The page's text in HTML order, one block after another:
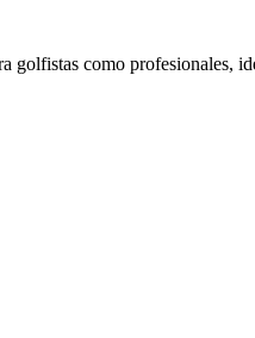
golfistas como profesionales,